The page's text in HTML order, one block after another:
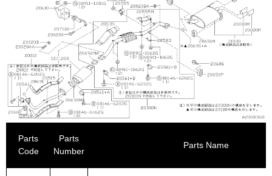
Parts
Code
Parts
Number
Parts Name